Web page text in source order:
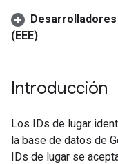
Desarrolladores
(EEE)
Introducción
Los IDs de lugar
la base de datos de
IDs de lugar se